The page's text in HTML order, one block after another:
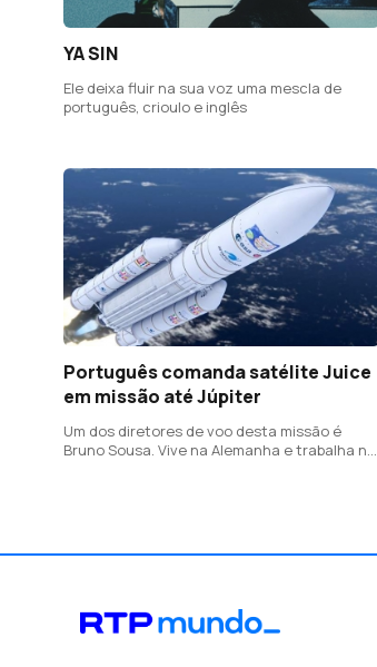
YA SIN
Ele deixa fluir na sua voz uma mescla de
português, crioulo e inglês
Português comanda satélite Juice
em missão até Júpiter
Um dos diretores de voo desta missão é
Bruno Sousa. Vive na Alemanha e trabalha na